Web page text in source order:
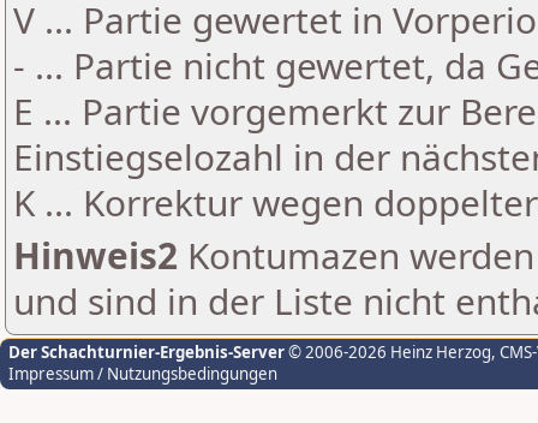
V ... Partie gewertet in
- ... Partie nicht gewertet, da
E ... Partie vorgemerkt zur
Einstiegselozahl in der
K ... Korrektur wegen
Hinweis2 Kontumazen
und sind in der Liste nicht
Der Schachturnier-Ergebnis-Server© 2006-2026 Heinz Herzog,
Impressum / Nutzungsbedingungen